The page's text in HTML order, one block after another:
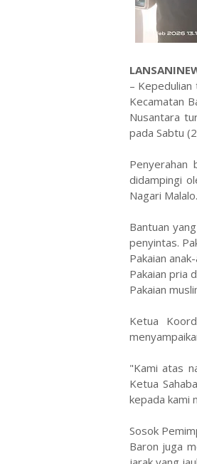
–
Kecamatan
Nusantara
pada Sabtu
​Penyerahan
didampingi
Nagari
​Bantuan
penyintas.
​Pakaian
​Pakaian pria
​Pakaian
​Ketua
​"Kami atas
Ketua
kepada kami
​Sosok
​Baron juga